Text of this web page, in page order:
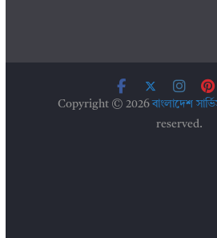
Copyright © 2026বাংলাদেশ
reserved.